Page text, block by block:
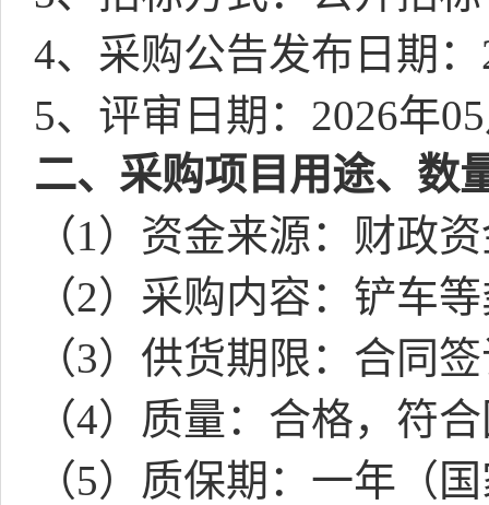
4、采购公告发布日期：
5、评审日期： 2026年05
二、采购项目用途、数
（1）资金来源：财政
（2）采购内容：铲车
（3）供货期限：合同
（4）质量：合格，符
（5）质保期：一年（